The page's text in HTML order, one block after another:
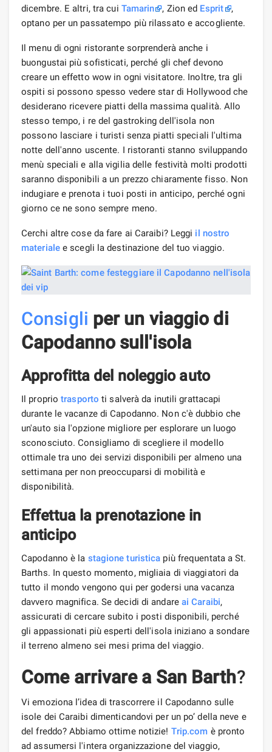
dicembre. E altri, tra cui Tamarin , Zion ed Esprit
,
optano per un passatempo più rilassato e accogliente.
Il menu di ogni ristorante sorprenderà anche i
buongustai più sofisticati, perché gli chef devono
creare un effetto wow in ogni visitatore. Inoltre, tra gli
ospiti si possono spesso vedere star di Hollywood che
desiderano ricevere piatti della massima qualità. Allo
stesso tempo, i re del gastroking dell'isola non
possono lasciare i turisti senza piatti speciali l'ultima
notte dell'anno uscente. I ristoranti stanno sviluppando
menù speciali e alla vigilia delle festività molti prodotti
saranno disponibili a un prezzo chiaramente fisso. Non
indugiare e prenota i tuoi posti in anticipo, perché ogni
giorno ce ne sono sempre meno.
Cerchi altre cose da fare ai Caraibi? Leggi il nostro
materialee scegli la destinazione del tuo viaggio.
Consigli per un viaggio di
Capodanno sull'isola
Approfitta del noleggio auto
Il propriotrasporto ti salverà da inutili grattacapi
durante le vacanze di Capodanno. Non c'è dubbio che
un'auto sia l'opzione migliore per esplorare un luogo
sconosciuto. Consigliamo di scegliere il modello
ottimale tra uno dei servizi disponibili per almeno una
settimana per non preoccuparsi di mobilità e
disponibilità.
Effettua la prenotazione in
anticipo
Capodanno è la stagione turistica più frequentata a St.
Barths. In questo momento, migliaia di viaggiatori da
tutto il mondo vengono qui per godersi una vacanza
davvero magnifica. Se decidi di andare ai Caraibi,
assicurati di cercare subito i posti disponibili, perché
gli appassionati più esperti dell'isola iniziano a sondare
il terreno almeno sei mesi prima del viaggio.
Come arrivare a San Barth?
Vi emoziona l’idea di trascorrere il Capodanno sulle
isole dei Caraibi dimenticandovi per un po’ della neve e
del freddo? Abbiamo ottime notizie! Trip.com è pronto
ad assumersi l'intera organizzazione del viaggio,